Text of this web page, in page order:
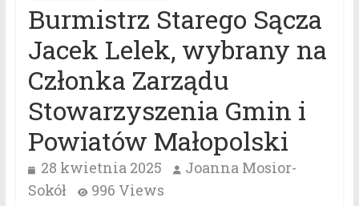
Burmistrz Starego Sącza
Jacek Lelek, wybrany na
Członka Zarządu
Stowarzyszenia Gmin i
Powiatów Małopolski
28 kwietnia 2025
Joanna Mosior-
Sokół
996 Views